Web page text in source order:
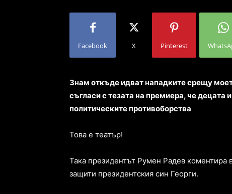
Facebook X Pinterest
Знам откъде идват нападките срещу
съгласи с тезата на премиера, че децата
политическите противоборства
Това е театър!
Така президентът Румен Радев
защити президентския син Георги.